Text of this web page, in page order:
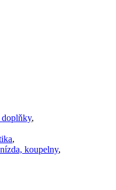
doplňky,
,
koupelny,